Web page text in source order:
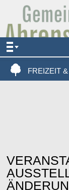
FREIZEIT